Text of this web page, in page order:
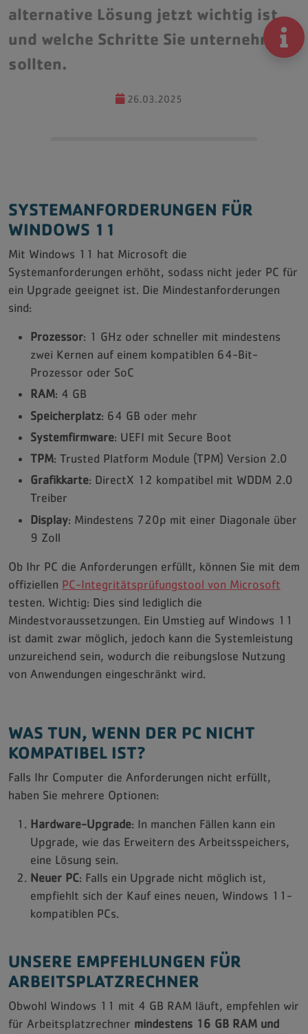
Aktuelles
HCS Webinare
alternative Lösung jetzt wichtig ist
und welche Schritte Sie unternehmen
sollten.
26.03.2025
SYSTEMANFORDERUNGEN FÜR
WINDOWS 11
Mit Windows 11 hat Microsoft die
Systemanforderungen erhöht, sodass nicht jeder PC für
ein Upgrade geeignet ist. Die Mindestanforderungen
sind:
Prozessor: 1 GHz oder schneller mit mindestens
zwei Kernen auf einem kompatiblen 64-Bit-
Prozessor oder SoC
RAM: 4 GB
Speicherplatz: 64 GB oder mehr
Systemfirmware: UEFI mit Secure Boot
TPM: Trusted Platform Module (TPM) Version 2.0
Grafikkarte: DirectX 12 kompatibel mit WDDM 2.0
Treiber
Display: Mindestens 720p mit einer Diagonale über
9 Zoll
Ob Ihr PC die Anforderungen erfüllt, können Sie mit dem
offiziellen PC-Integritätsprüfungstool von Microsoft
testen. Wichtig: Dies sind lediglich die
Mindestvoraussetzungen. Ein Umstieg auf Windows 11
ist damit zwar möglich, jedoch kann die Systemleistung
unzureichend sein, wodurch die reibungslose Nutzung
von Anwendungen eingeschränkt wird.
WAS TUN, WENN DER PC NICHT
KOMPATIBEL IST?
Falls Ihr Computer die Anforderungen nicht erfüllt,
haben Sie mehrere Optionen:
Hardware-Upgrade: In manchen Fällen kann ein
Upgrade, wie das Erweitern des Arbeitsspeichers,
eine Lösung sein.
Neuer PC: Falls ein Upgrade nicht möglich ist,
empfiehlt sich der Kauf eines neuen, Windows 11-
kompatiblen PCs.
UNSERE EMPFEHLUNGEN FÜR
ARBEITSPLATZRECHNER
Obwohl Windows 11 mit 4 GB RAM läuft, empfehlen wir
für Arbeitsplatzrechner mindestens 16 GB RAM und